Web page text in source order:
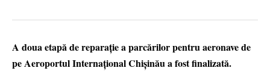
A doua etapă de reparație a parcărilor pentru aeronave de
pe Aeroportul Internațional Chișinău a fost finalizată.